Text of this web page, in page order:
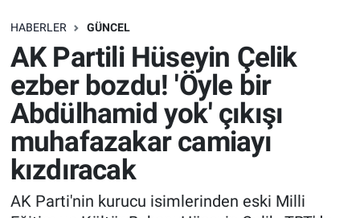
HABERLER GÜNCEL
AK Partili Hüseyin Çelik
ezber bozdu! 'Öyle bir
Abdülhamid yok' çıkışı
muhafazakar camiayı
kızdıracak
AK Parti'nin kurucu isimlerinden eski Milli
SAĞLIK
EKONOMİ
EĞİTİM
ÖZEL HABER
Keşfet